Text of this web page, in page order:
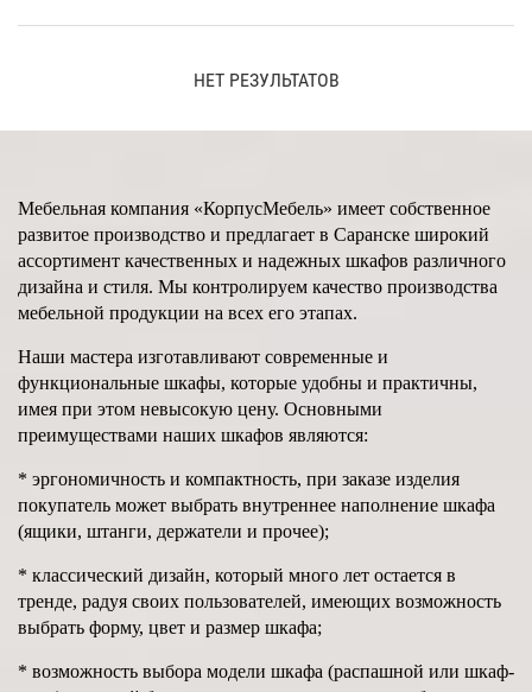
НЕТ РЕЗУЛЬТАТОВ
Мебельная компания «КорпусМебель» имеет собственное
развитое производство и предлагает в Саранске широкий
ассортимент качественных и надежных шкафов различного
дизайна и стиля. Мы контролируем качество производства
мебельной продукции на всех его этапах.
Наши мастера изготавливают современные и
функциональные шкафы, которые удобны и практичны,
имея при этом невысокую цену. Основными
преимуществами наших шкафов являются:
* эргономичность и компактность, при заказе изделия
покупатель может выбрать внутреннее наполнение шкафа
(ящики, штанги, держатели и прочее);
* классический дизайн, который много лет остается в
тренде, радуя своих пользователей, имеющих возможность
выбрать форму, цвет и размер шкафа;
* возможность выбора модели шкафа (распашной или шкаф-